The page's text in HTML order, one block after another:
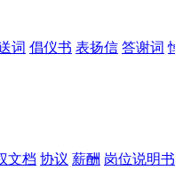
词 倡仪书 表扬信 答谢词
文档 协议 薪酬 岗位说明书